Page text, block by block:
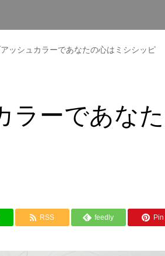
ッシュカラーであなたの心はミシシッピ
ラーであな
RSS feedly Pin